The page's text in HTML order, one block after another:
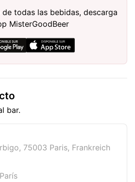
todas las bebidas, descarga
MisterGoodBeer
bar.
75003 Paris, Frankreich